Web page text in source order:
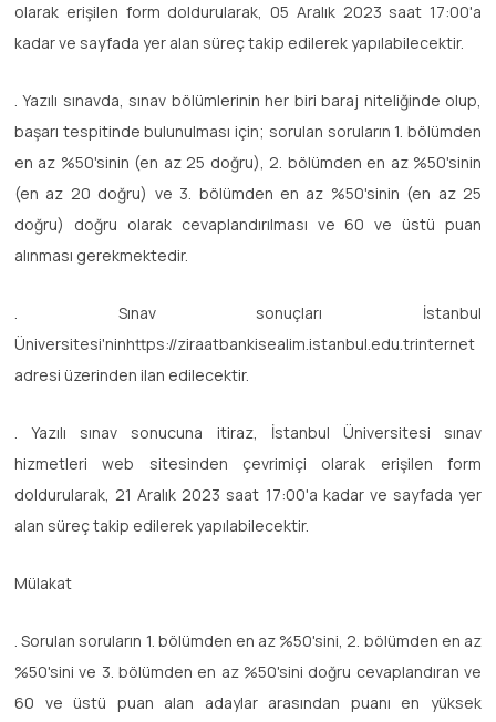
olarak erişilen form doldurularak, 05 Aralık 2023 saat 17:00'a
kadar ve sayfada yer alan süreç takip edilerek yapılabilecektir.
. Yazılı sınavda, sınav bölümlerinin her biri baraj niteliğinde olup,
başarı tespitinde bulunulması için; sorulan soruların 1. bölümden
en az %50'sinin (en az 25 doğru), 2. bölümden en az %50'sinin
(en az 20 doğru) ve 3. bölümden en az %50'sinin (en az 25
doğru) doğru olarak cevaplandırılması ve 60 ve üstü puan
alınması gerekmektedir.
. Sınav sonuçları İstanbul
Üniversitesi'ninhttps://ziraatbankisealim.istanbul.edu.trinternet
adresi üzerinden ilan edilecektir.
. Yazılı sınav sonucuna itiraz, İstanbul Üniversitesi sınav
hizmetleri web sitesinden çevrimiçi olarak erişilen form
doldurularak, 21 Aralık 2023 saat 17:00'a kadar ve sayfada yer
alan süreç takip edilerek yapılabilecektir.
Mülakat
. Sorulan soruların 1. bölümden en az %50'sini, 2. bölümden en az
%50'sini ve 3. bölümden en az %50'sini doğru cevaplandıran ve
60 ve üstü puan alan adaylar arasından puanı en yüksek